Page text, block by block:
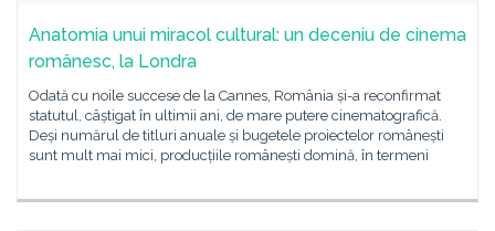
Anatomia unui miracol cultural: un deceniu de cinema
românesc, la Londra
Odată cu noile succese de la Cannes, România și-a reconfirmat
statutul, câștigat în ultimii ani, de mare putere cinematografică.
Deși numărul de titluri anuale și bugetele proiectelor românești
sunt mult mai mici, producțiile românești domină, în termeni